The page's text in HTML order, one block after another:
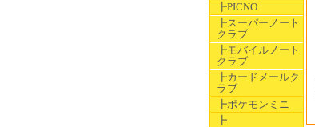
┣PICNO
┣スーパーノート
クラブ
┣モバイルノート
クラブ
┣カードメールク
ラブ
┣ポケモンミニ
┣